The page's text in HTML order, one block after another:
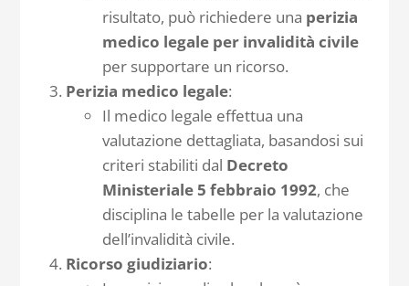
risultato, può richiedere una perizia
medico legale per invalidità civile
per supportare un ricorso.
Perizia medico legale:
Il medico legale effettua una
valutazione dettagliata, basandosi sui
criteri stabiliti dal Decreto
Ministeriale 5 febbraio 1992, che
disciplina le tabelle per la valutazione
dell’invalidità civile.
Ricorso giudiziario: